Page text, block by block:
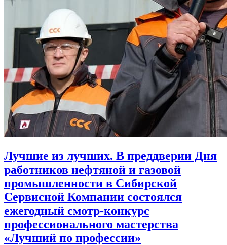
Лучшие из лучших. В преддверии Дня
работников нефтяной и газовой
промышленности в Сибирской
Сервисной Компании состоялся
ежегодный смотр-конкурс
профессионального мастерства
«Лучший по профессии»